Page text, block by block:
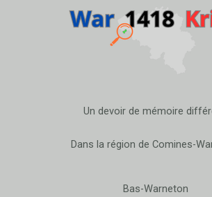
Un devoir de mémoire
Dans la région de Comines-
Bas-Warneton